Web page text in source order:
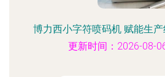
博力西小字符喷码机 赋能生
更新时间：2026-08-